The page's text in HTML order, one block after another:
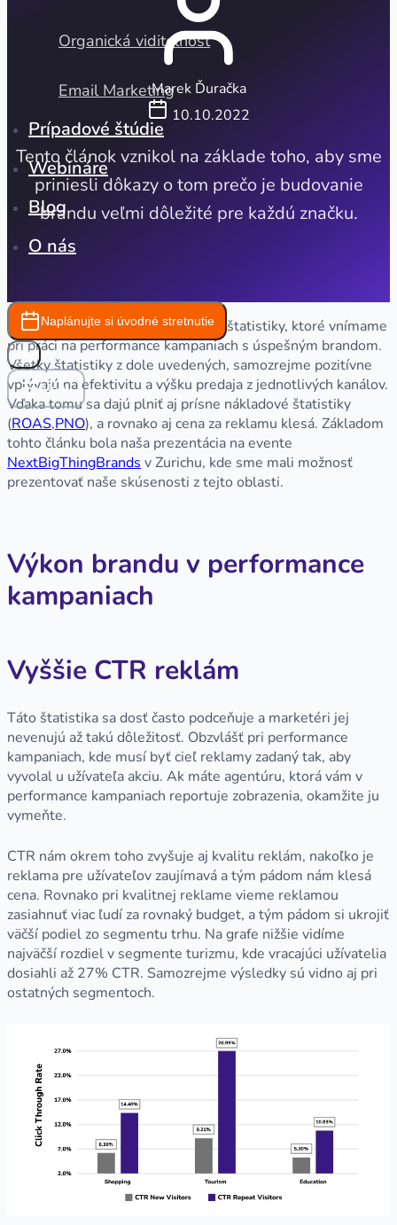
Organická viditeľnosť
Email Marketing
Prípadové štúdie
Webináre
Blog
O nás
Naplánujte si úvodné stretnutie
SK
Menu
Marek Ďuračka
10.10.2022
Tento článok vznikol na základe toho, aby sme
priniesli dôkazy o tom prečo je budovanie
brandu veľmi dôležité pre každú značku.
Pripravili sme si pre vás 3 kľúčové štatistiky, ktoré vnímame
pri práci na performance kampaniach s úspešným brandom.
Všetky štatistiky z dole uvedených, samozrejme pozitívne
vplývajú na efektivitu a výšku predaja z jednotlivých kanálov.
Vďaka tomu sa dajú plniť aj prísne nákladové štatistiky
(ROAS,PNO), a rovnako aj cena za reklamu klesá. Základom
tohto článku bola naša prezentácia na evente
NextBigThingBrands v Zurichu, kde sme mali možnosť
prezentovať naše skúsenosti z tejto oblasti.
Výkon brandu v performance
kampaniach
Vyššie CTR reklám
Táto štatistika sa dosť často podceňuje a marketéri jej
nevenujú až takú dôležitosť. Obzvlášť pri performance
kampaniach, kde musí byť cieľ reklamy zadaný tak, aby
vyvolal u užívateľa akciu. Ak máte agentúru, ktorá vám v
performance kampaniach reportuje zobrazenia, okamžite ju
vymeňte.
CTR nám okrem toho zvyšuje aj kvalitu reklám, nakoľko je
reklama pre užívateľov zaujímavá a tým pádom nám klesá
cena. Rovnako pri kvalitnej reklame vieme reklamou
zasiahnuť viac ľudí za rovnaký budget, a tým pádom si ukrojiť
väčší podiel zo segmentu trhu. Na grafe nižšie vidíme
najväčší rozdiel v segmente turizmu, kde vracajúci užívatelia
dosiahli až 27% CTR. Samozrejme výsledky sú vidno aj pri
ostatných segmentoch.